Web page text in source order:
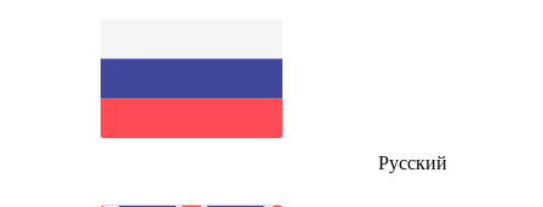
Русский